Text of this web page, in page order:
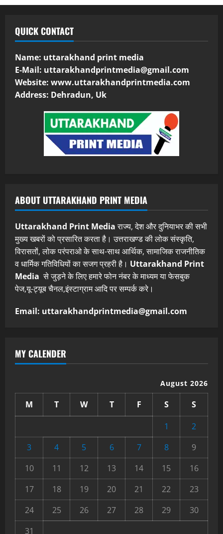
QUICK CONTACT
Name: uttarakhand print media
E-Mail: uttarakhandprintmedia@gmail.com
Website: www.uttarakhandprintmedia.com
Address: Dehradun, Uk
ABOUT UTTARAKHAND PRINT MEDIA
Uttarakhand Print Mediaराज्य, देश और दुनियाभर की सभी
मुख्य खबरों को प्रसारित करता है। उत्तराखण्ड की लोक संस्कृति,
विरासतों, लोक परंपराओ के साथ-साथ आर्थिक, सामाजिक राजनीतिक
व धार्मिक गतिविधियों का सजग प्रहरी है। Uttarakhand Print
Media से जुड़ने के लिए हमारे फोन नंबर के माध्यम या फेसबुक
पेज,यू-ट्यूब चैनल,इंस्टाग्राम आदि पर सम्पर्क करे।
Email: uttarakhandprintmedia@gmail.com
MY CALENDER
August 2026
M T W T F S
S
1
2
3
4 5 6 7 8
9
10
11 12 13 14 15
16
17
18 19 20 21 22
23
24
25 26 27 28 29
30
31